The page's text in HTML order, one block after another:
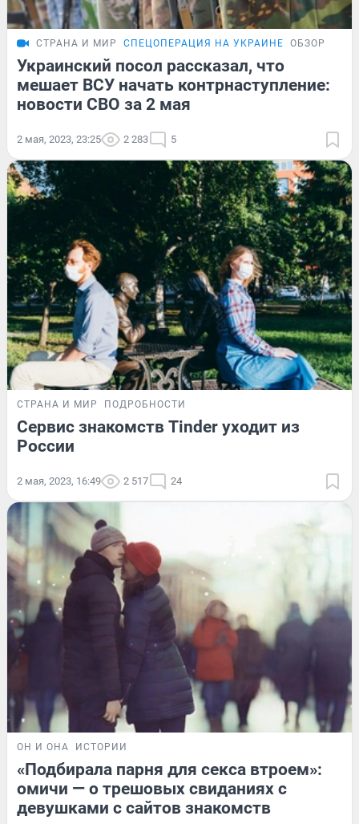
СТРАНА И МИР СПЕЦОПЕРАЦИЯ НА УКРАИНЕ ОБЗОР
Украинский посол рассказал, что
мешает ВСУ начать контрнаступление:
новости СВО за 2 мая
2 мая, 2023, 23:25 2 283 5
СТРАНА И МИР ПОДРОБНОСТИ
Сервис знакомств Tinder уходит из
России
2 мая, 2023, 16:49 2 517 24
ОН И ОНА ИСТОРИИ
«Подбирала парня для секса втроем»:
омичи — о трешовых свиданиях с
девушками с сайтов знакомств